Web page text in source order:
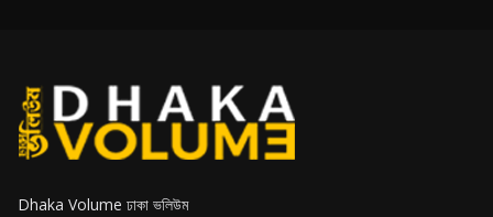
Dhaka Volume ঢাকা ভলিউম